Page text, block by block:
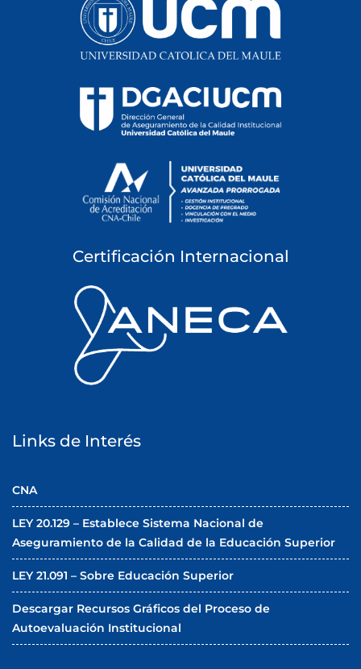
Certificación Internacional
Links de Interés
CNA
LEY 20.129 – Establece Sistema Nacional de
Aseguramiento de la Calidad de la Educación Superior
LEY 21.091 – Sobre Educación Superior
Descargar Recursos Gráficos del Proceso de
Autoevaluación Institucional